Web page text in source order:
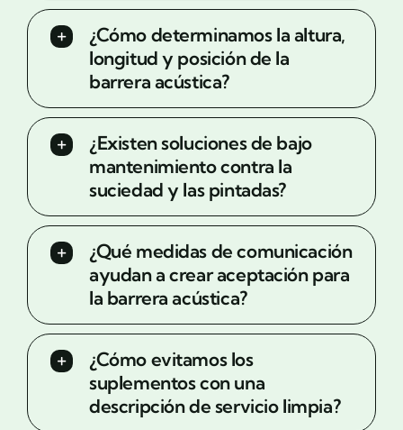
¿Cómo determinamos la altura,
longitud y posición de la
barrera acústica?
¿Existen soluciones de bajo
mantenimiento contra la
suciedad y las pintadas?
¿Qué medidas de comunicación
ayudan a crear aceptación para
la barrera acústica?
¿Cómo evitamos los
suplementos con una
descripción de servicio limpia?